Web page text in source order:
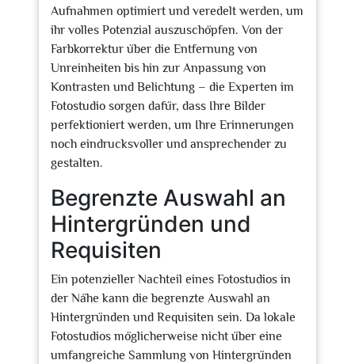
Aufnahmen optimiert und veredelt werden, um
ihr volles Potenzial auszuschöpfen. Von der
Farbkorrektur über die Entfernung von
Unreinheiten bis hin zur Anpassung von
Kontrasten und Belichtung – die Experten im
Fotostudio sorgen dafür, dass Ihre Bilder
perfektioniert werden, um Ihre Erinnerungen
noch eindrucksvoller und ansprechender zu
gestalten.
Begrenzte Auswahl an
Hintergründen und
Requisiten
Ein potenzieller Nachteil eines Fotostudios in
der Nähe kann die begrenzte Auswahl an
Hintergründen und Requisiten sein. Da lokale
Fotostudios möglicherweise nicht über eine
umfangreiche Sammlung von Hintergründen